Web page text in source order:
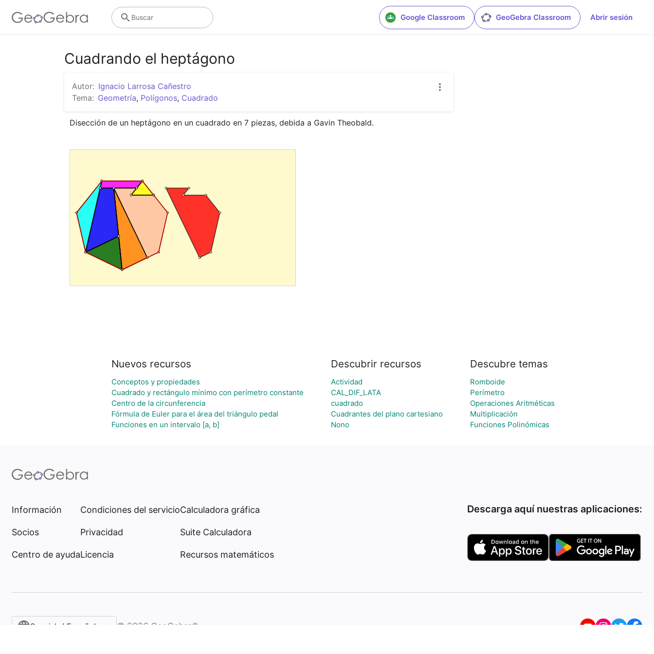
Google Classroom GeoGebra Classroom Abrir sesión
Buscar
Cuadrando el heptágono
Autor: Ignacio Larrosa Cañestro
Tema: Geometría, Polígonos, Cuadrado
Disección de un heptágono en un cuadrado en 7 piezas, debida a Gavin Theobald.
Nuevos recursos
Conceptos y propiedades
Cuadrado y rectángulo mínimo con perímetro constante
Centro de la circunferencia
Fórmula de Euler para el área del triángulo pedal
Funciones en un intervalo [a, b]
Descubrir recursos
Actividad
CAL_DIF_LATA
cuadrado
Cuadrantes del plano cartesiano
Nono
Descubre temas
Romboide
Perímetro
Operaciones Aritméticas
Multiplicación
Funciones Polinómicas
Información
Socios
Centro de ayuda
Condiciones del servicio
Privacidad
Licencia
Calculadora gráfica
Suite Calculadora
Recursos matemáticos
Descarga aquí nuestras aplicaciones:
Spanish / Español (internacional)
© 2026 GeoGebra®